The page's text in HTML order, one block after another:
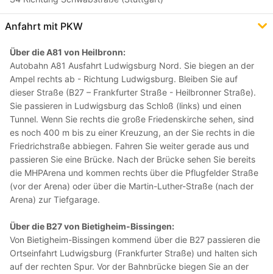
Anfahrt mit PKW
Über die A81 von Heilbronn:
Autobahn A81 Ausfahrt Ludwigsburg Nord. Sie biegen an der
Ampel rechts ab - Richtung Ludwigsburg. Bleiben Sie auf
dieser Straße (B27 – Frankfurter Straße - Heilbronner Straße).
Sie passieren in Ludwigsburg das Schloß (links) und einen
Tunnel. Wenn Sie rechts die große Friedenskirche sehen, sind
es noch 400 m bis zu einer Kreuzung, an der Sie rechts in die
Friedrichstraße abbiegen. Fahren Sie weiter gerade aus und
passieren Sie eine Brücke. Nach der Brücke sehen Sie bereits
die MHPArena und kommen rechts über die Pflugfelder Straße
(vor der Arena) oder über die Martin-Luther-Straße (nach der
Arena) zur Tiefgarage.
Über die B27 von Bietigheim-Bissingen:
Von Bietigheim-Bissingen kommend über die B27 passieren die
Ortseinfahrt Ludwigsburg (Frankfurter Straße) und halten sich
auf der rechten Spur. Vor der Bahnbrücke biegen Sie an der